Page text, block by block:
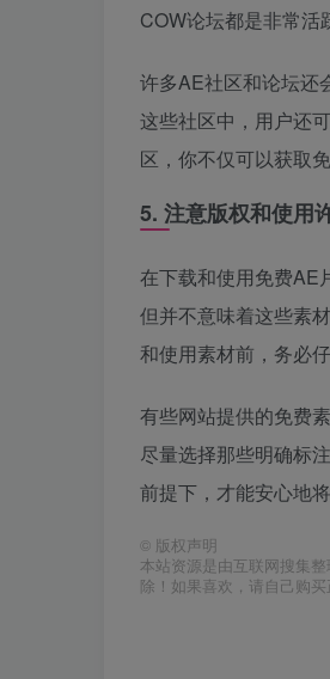
COW论坛都是非常活
许多AE社区和论坛还
这些社区中，用户还
区，你不仅可以获取
5. 注意版权和使用
在下载和使用免费AE
但并不意味着这些素
和使用素材前，务必
有些网站提供的免费
尽量选择那些明确标
前提下，才能安心地
© 版权声明
本站资源是由互联网搜集
除！如果喜欢，请自己购